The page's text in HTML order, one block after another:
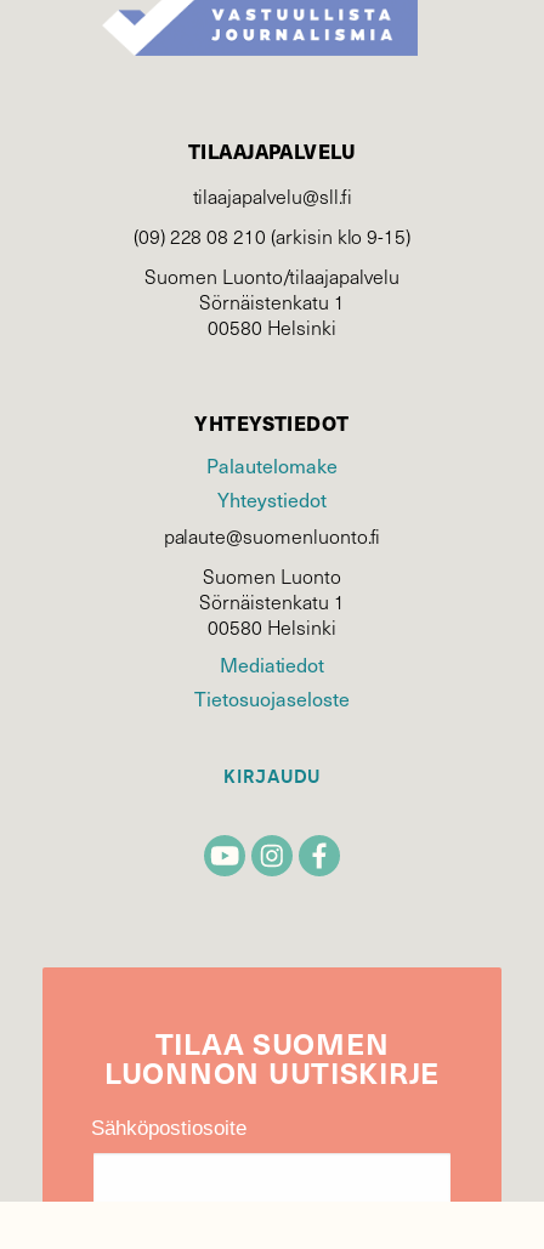
TILAAJAPALVELU
tilaajapalvelu@sll.fi
(09) 228 08 210 (arkisin klo 9-15)
Suomen Luonto/tilaajapalvelu
Sörnäistenkatu 1
00580 Helsinki
YHTEYSTIEDOT
Palautelomake
Yhteystiedot
palaute@suomenluonto.fi
Suomen Luonto
Sörnäistenkatu 1
00580 Helsinki
Mediatiedot
Tietosuojaseloste
KIRJAUDU
TILAA SUOMEN
LUONNON UUTIS­KIRJE
Sähköpostiosoite